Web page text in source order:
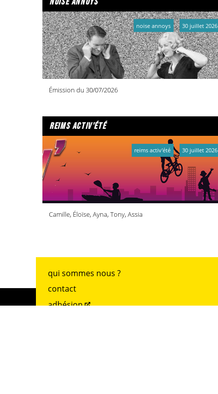
Émission du 30/07/2026
noise annoys 30 juillet 2026
reims activ'été
Camille, Éloïse, Ayna, Tony, Assia
reims activ'été 30 juillet 2026
qui sommes nous ?
contact
adhésion